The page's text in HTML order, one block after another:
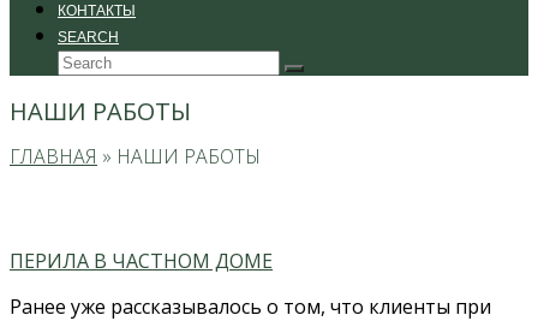
КОНТАКТЫ
SEARCH
Search
Submit
НАШИ РАБОТЫ
ГЛАВНАЯ » НАШИ РАБОТЫ
ПЕРИЛА В ЧАСТНОМ ДОМЕ
Ранее уже рассказывалось о том, что клиенты при